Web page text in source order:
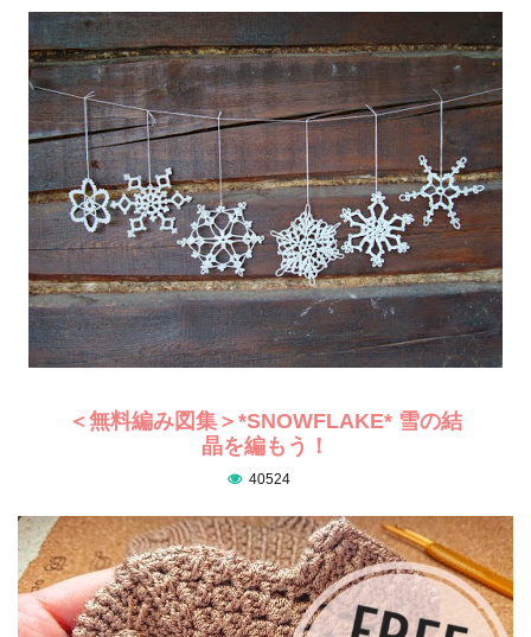
＜無料編み図集＞*SNOWFLAKE* 雪の結
晶を編もう！
40524